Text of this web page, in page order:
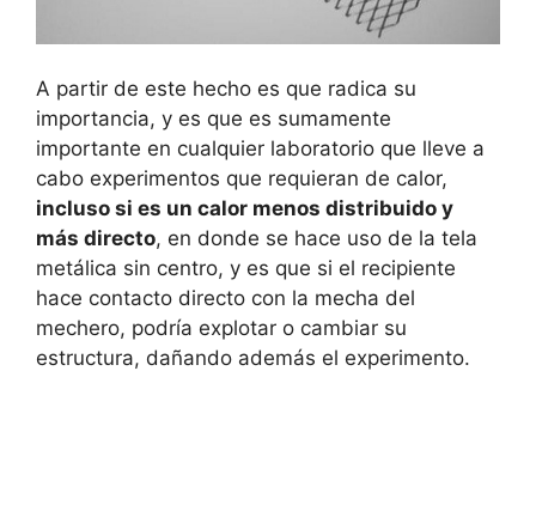
A partir de este hecho es que radica su
importancia, y es que es sumamente
importante en cualquier laboratorio que lleve a
cabo experimentos que requieran de calor,
incluso si es un calor menos distribuido y
más directo, en donde se hace uso de la tela
metálica sin centro, y es que si el recipiente
hace contacto directo con la mecha del
mechero, podría explotar o cambiar su
estructura, dañando además el experimento.